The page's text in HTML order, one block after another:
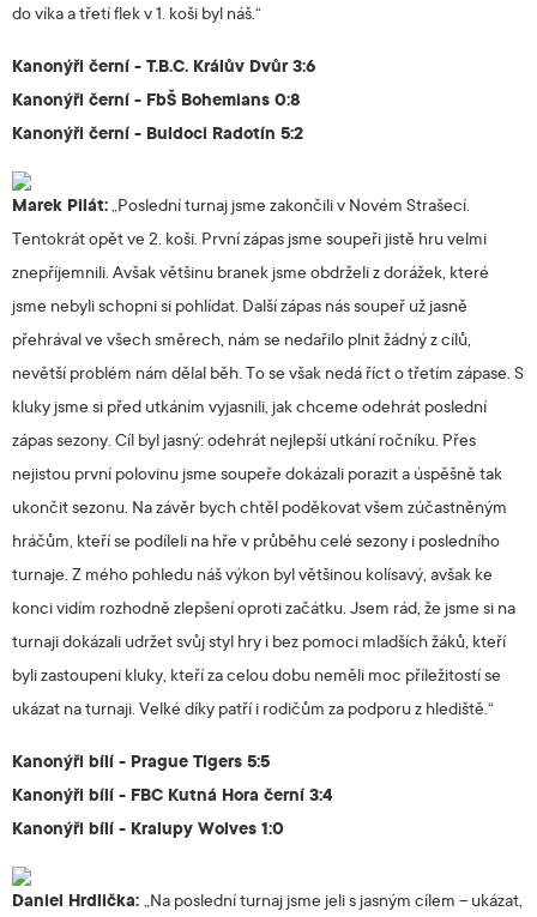
do víka a třetí flek v 1. koši byl náš.“
Kanonýři černí - T.B.C. Králův Dvůr 3:6
Kanonýři černí - FbŠ Bohemians 0:8
Kanonýři černí - Buldoci Radotín 5:2
Marek Pilát:„Poslední turnaj jsme zakončili v Novém Strašecí.
Tentokrát opět ve 2. koši. První zápas jsme soupeři jistě hru velmi
znepříjemnili. Avšak většinu branek jsme obdrželi z dorážek, které
jsme nebyli schopni si pohlídat. Další zápas nás soupeř už jasně
přehrával ve všech směrech, nám se nedařilo plnit žádný z cílů,
nevětší problém nám dělal běh. To se však nedá říct o třetím zápase. S
kluky jsme si před utkáním vyjasnili, jak chceme odehrát poslední
zápas sezony. Cíl byl jasný: odehrát nejlepší utkání ročníku. Přes
nejistou první polovinu jsme soupeře dokázali porazit a úspěšně tak
ukončit sezonu. Na závěr bych chtěl poděkovat všem zúčastněným
hráčům, kteří se podíleli na hře v průběhu celé sezony i posledního
turnaje. Z mého pohledu náš výkon byl většinou kolísavý, avšak ke
konci vidím rozhodně zlepšení oproti začátku. Jsem rád, že jsme si na
turnaji dokázali udržet svůj styl hry i bez pomoci mladších žáků, kteří
byli zastoupeni kluky, kteří za celou dobu neměli moc příležitostí se
ukázat na turnaji. Velké díky patří i rodičům za podporu z hlediště.“
Kanonýři bílí - Prague Tigers 5:5
Kanonýři bílí - FBC Kutná Hora černí 3:4
Kanonýři bílí - Kralupy Wolves 1:0
Daniel Hrdlička: „Na poslední turnaj jsme jeli s jasným cílem – ukázat,